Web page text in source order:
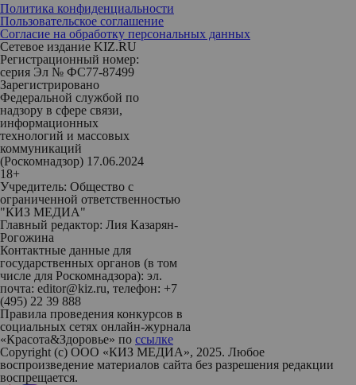
Политика конфиденциальности
Пользовательское соглашение
Согласие на обработку персональных данных
Сетевое издание KIZ.RU
Регистрационный номер:
серия Эл № ФС77-87499
Зарегистрировано
Федеральной службой по
надзору в сфере связи,
информационных
технологий и массовых
коммуникаций
(Роскомнадзор) 17.06.2024
18+
Учредитель: Общество с
ограниченной ответственностью
"КИЗ МЕДИА"
Главный редактор: Лия Казарян-
Рогожина
Контактные данные для
государственных органов (в том
числе для Роскомнадзора): эл.
почта: editor@kiz.ru, телефон: +7
(495) 22 39 888
Правила проведения конкурсов в
социальных сетях онлайн-журнала
«Красота&Здоровье» по ссылке
Copyright (с) ООО «КИЗ МЕДИА», 2025. Любое
воспроизведение материалов сайта без разрешения редакции
воспрещается.